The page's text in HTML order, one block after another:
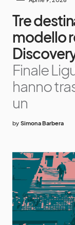
Tre
modello
Finale
hanno
un
by Simona Barbera